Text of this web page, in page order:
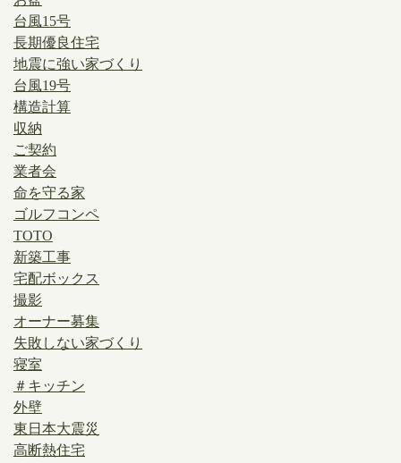
台風15号
長期優良住宅
地震に強い家づくり
台風19号
構造計算
収納
ご契約
業者会
命を守る家
ゴルフコンペ
TOTO
新築工事
宅配ボックス
撮影
オーナー募集
失敗しない家づくり
寝室
＃キッチン
外壁
東日本大震災
高断熱住宅